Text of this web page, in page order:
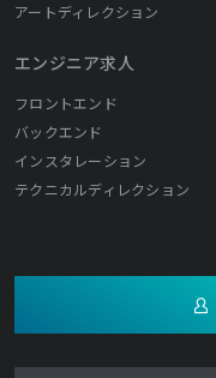
アートディレクション
エンジニア求人
フロントエンド
バックエンド
インスタレーション
テクニカルディレクション